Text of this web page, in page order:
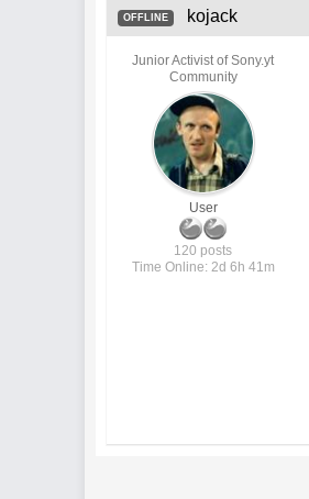
OFFLINE kojack
Junior Activist of Sony.yt
Community
User
120 posts
Time Online: 2d 6h 41m